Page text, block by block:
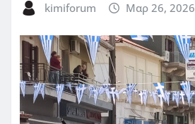
kimiforum Μαρ 26, 2026